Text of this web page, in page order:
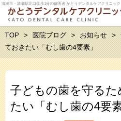
清瀬市・清瀬駅北口徒歩1分の歯医者 かとうデンタルケアクリニック
TOP 医院ブログ お知らせ
ておきたい「むし歯の4要素」
子どもの歯を守るた
たい「むし歯の4要素